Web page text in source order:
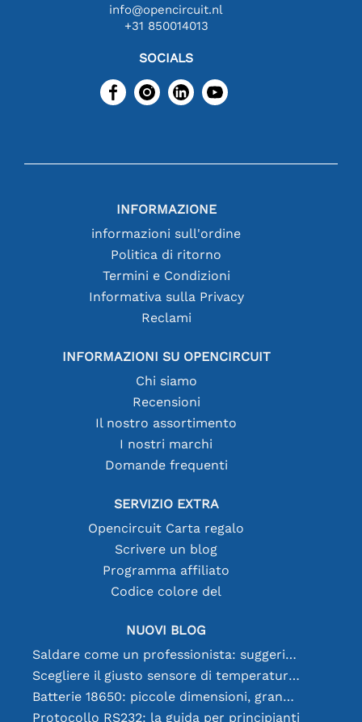
info@opencircuit.nl
+31 850014013
SOCIALS
INFORMAZIONE
informazioni sull'ordine
Politica di ritorno
Termini e Condizioni
Informativa sulla Privacy
Reclami
INFORMAZIONI SU OPENCIRCUIT
Chi siamo
Recensioni
Il nostro assortimento
I nostri marchi
Domande frequenti
SERVIZIO EXTRA
Opencircuit Carta regalo
Scrivere un blog
Programma affiliato
Codice colore del
NUOVI BLOG
Saldare come un professionista: suggerimenti per connessioni elettroniche perfette
Scegliere il giusto sensore di temperatura [youtube]
Batterie 18650: piccole dimensioni, grandi prestazioni
Protocollo RS232: la guida per principianti